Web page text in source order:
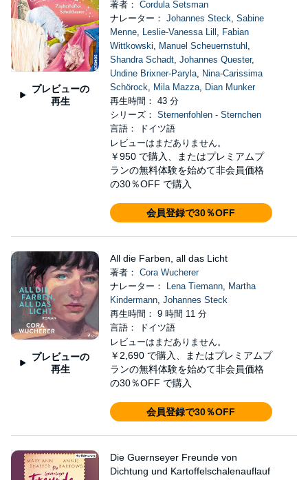
プレビューの
再生
著者： Cordula Setsman
ナレーター： Johannes Steck, Sabine
Menne, Leslie-Vanessa Lill , Fabian
Wittkowski, Manuel Scheuernstuhl ,
Shandra Schadt, Johannes Quester,
Undine Brixner-Paryla, Nina-Carissima
Schörock, Mila Mazza, Dian Munker
再生時間： 43 分
シリーズ： Sternenfohlen - Sternchen
言語： ドイツ語
レビューはまだありません。
￥950 で購入、またはプレミアムプ
ランの無料体験を始めて非会員価格
の30％OFF で購入
会員登録で30％OFF
プレビューの
再生
All die Farben, all das Licht
著者： Cora Wucherer
ナレーター：
Lena Tiemann, Martha
Kindermann, Johannes Steck
再生時間： 9 時間 11 分
言語： ドイツ語
レビューはまだありません。
￥2,690 で購入、またはプレミアムプ
ランの無料体験を始めて非会員価格
の30％OFF で購入
会員登録で30％OFF
Die Guernseyer Freunde von
Dichtung und Kartoffelschalenauflauf